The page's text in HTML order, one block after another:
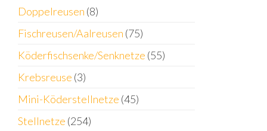
Doppelreusen (8)
Fischreusen/Aalreusen (75)
Köderfischsenke/Senknetze (55)
Krebsreuse (3)
Mini-Köderstellnetze (45)
Stellnetze (254)